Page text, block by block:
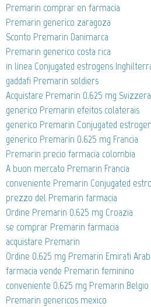
Premarin comprar en farmacia
Premarin generico zaragoza
Sconto Premarin Danimarca
Premarin generico costa rica
in linea Conjugated estrogens
gaddafi Premarin soldiers
Acquistare Premarin 0.625 mg Svizzera
generico Premarin efeitos colaterais
generico Premarin Conjugated
generico Premarin 0.625 mg Francia
Premarin precio farmacia colombia
A buon mercato Premarin Francia
conveniente Premarin Conjugated
prezzo del Premarin farmacia
Ordine Premarin 0.625 mg Croazia
se comprar Premarin farmacia
acquistare Premarin
Ordine 0.625 mg Premarin Emirati
farmacia vende Premarin feminino
conveniente 0.625 mg Premarin Belgio
Premarin genericos mexico